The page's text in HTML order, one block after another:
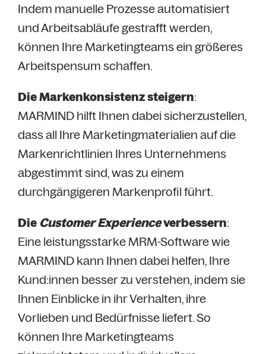
Indem manuelle Prozesse automatisiert
und Arbeitsabläufe gestrafft werden,
können Ihre Marketingteams ein größeres
Arbeitspensum schaffen.
Die Markenkonsistenz steigern:
MARMIND hilft Ihnen dabei sicherzustellen,
dass all Ihre Marketingmaterialien auf die
Markenrichtlinien Ihres Unternehmens
abgestimmt sind, was zu einem
durchgängigeren Markenprofil führt.
Die Customer Experienceverbessern:
Eine leistungsstarke MRM-Software wie
MARMIND kann Ihnen dabei helfen, Ihre
Kund:innen besser zu verstehen, indem sie
Ihnen Einblicke in ihr Verhalten, ihre
Vorlieben und Bedürfnisse liefert. So
können Ihre Marketingteams